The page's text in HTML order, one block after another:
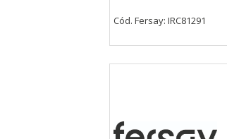
Cód. Fersay: IRC81291